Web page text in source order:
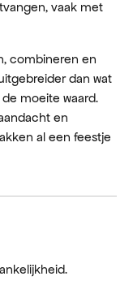
vaak met
combineren en
dan wat
moeite waard.
en
al een feestje